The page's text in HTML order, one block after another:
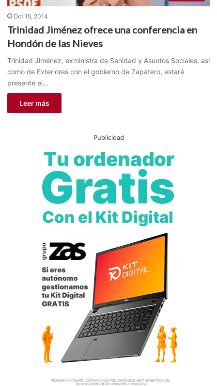
Oct 15, 2014
Trinidad Jiménez ofrece una conferencia en
Hondón de las Nieves
Trinidad Jiménez, exministra de Sanidad y Asuntos Sociales, así
como de Exteriores con el gobierno de Zapatero, estará
presente el…
Leer más
Publicidad